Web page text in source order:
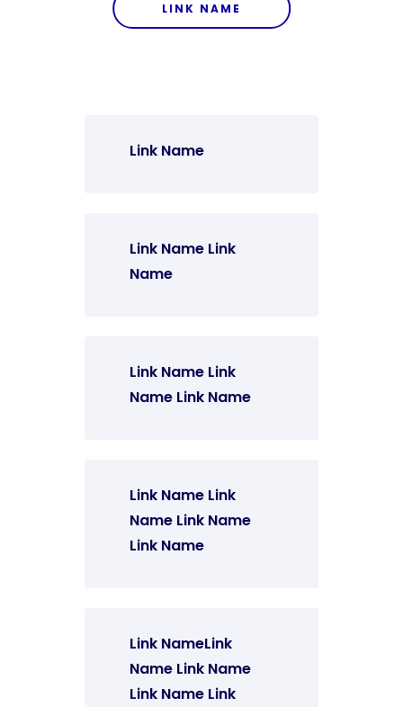
LINK NAME
Link Name
Link Name Link
Name
Link Name Link
Name Link Name
Link Name Link
Name Link Name
Link Name
Link NameLink
Name Link Name
Link Name Link